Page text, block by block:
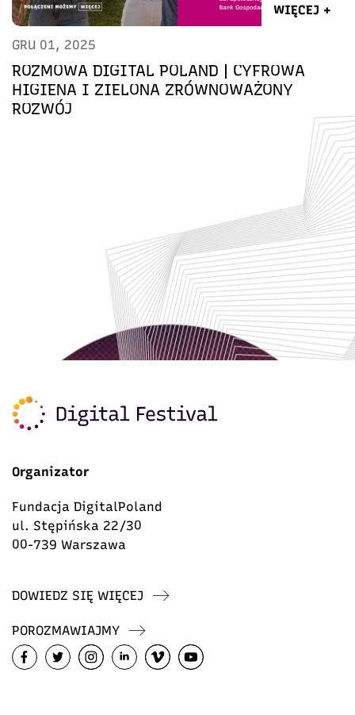
WIĘCEJ +
GRU 01, 2025
ROZMOWA DIGITAL POLAND | CYFROWA
HIGIENA I ZIELONA ZRÓWNOWAŻONY
ROZWÓJ
Organizator
Fundacja DigitalPoland
ul. Stępińska 22/30
00-739 Warszawa
DOWIEDZ SIĘ WIĘCEJ
POROZMAWIAJMY